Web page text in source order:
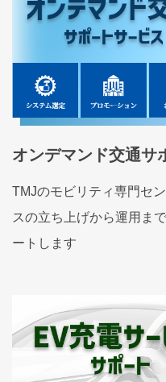
オンデマンド交通サ
TMJのモビリティ専門セ
スの立ち上げから運用ま
ートします